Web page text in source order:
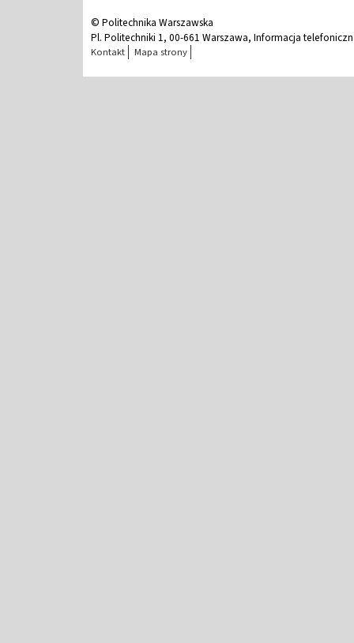
© Politechnika Warszawska
Pl. Politechniki 1, 00-661 Warszawa, Informacja
Kontakt Mapa strony